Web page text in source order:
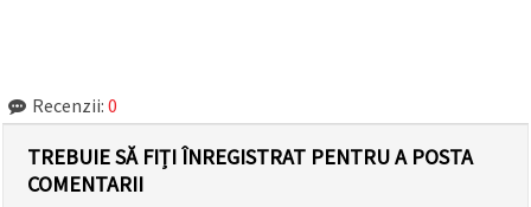
Recenzii: 0
TREBUIE SĂ FIȚI ÎNREGISTRAT PENTRU A POSTA
COMENTARII